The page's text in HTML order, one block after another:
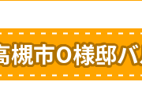
槻市O様邸